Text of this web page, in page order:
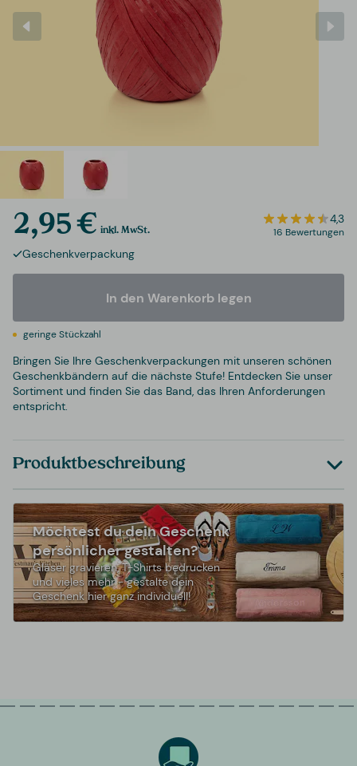
2,95 € inkl. MwSt.
4,3
16 Bewertungen
Geschenkverpackung
In den Warenkorb legen
geringe Stückzahl
Bringen Sie Ihre Geschenkverpackungen mit unseren schönen
Geschenkbändern auf die nächste Stufe! Entdecken Sie unser
Sortiment und finden Sie das Band, das Ihren Anforderungen
entspricht.
Produktbeschreibung
Möchtest du dein Geschenk
persönlicher gestalten?
Gläser gravieren, T-Shirts bedrucken
und vieles mehr - gestalte dein
Geschenk hier ganz individuell!